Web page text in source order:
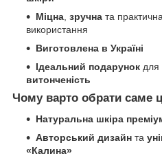
Міцна, зручна та
використання
Виготовлена в Україні
Ідеальний подарунок для
витонченість
Чому варто обрати саме
Натуральна шкіра
Авторський дизайн та
«Калина»